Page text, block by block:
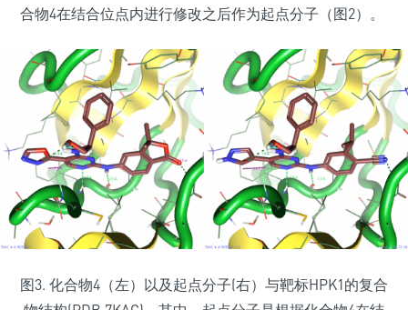
合物4在结合位点内进行修改之后作为起点分子（图2）。
图3. 化合物4（左）以及起点分子(右）与靶标HPK1的复合